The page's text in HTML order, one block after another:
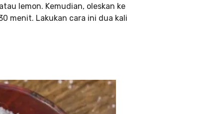
lemon. Kemudian, oleskan ke
menit. Lakukan cara ini dua kali